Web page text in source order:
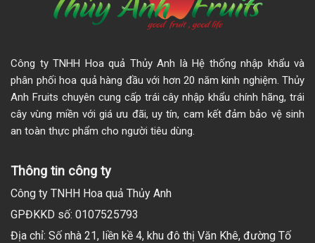
Công ty TNHH Hoa quả Thủy Anh là Hệ thống nhập khẩu và
phân phối hoa quả hàng đầu với hơn 20 năm kinh nghiệm. Thủy
Anh Fruits chuyên cung cấp trái cây nhập khẩu chính hãng, trái
cây vùng miền với giá ưu đãi, uy tín, cam kết đảm bảo vệ sinh
an toàn thực phẩm cho người tiêu dùng.
Thông tin công ty
Công ty TNHH Hoa quả Thủy Anh
GPĐKKD số: 0107525793
Địa chỉ: Số nhà 21, liền kề 4, khu đô thị Văn Khê, đường Tố